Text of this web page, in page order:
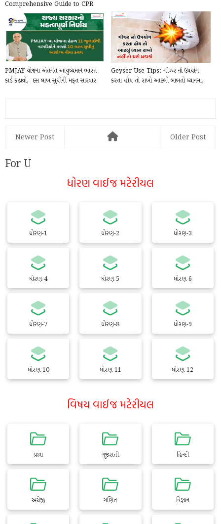
Comprehensive Guide to CPR
(Cardiopulmonary Resu...
PMJAY યોજના અંતર્ગત આયુષ્યમાન ભારત
કાર્ડ કઢાવો, ₹ દસ લાખ સુધીની મફત સારવાર
Geyser Use Tips: ગીઝર નો ઉપયોગ
કરતા હોય તો રાખો આટલી બાબતો ધ્યાનમા,
Newer Post Older Post
For U
ધોરણ વાઈજ મટેરીયલ
ધોરણ-1 ધોરણ-2 ધોરણ-3
ધોરણ-4 ધોરણ-5 ધોરણ-6
ધોરણ-7 ધોરણ-8 ધોરણ-9
ધોરણ-10 ધોરણ-11 ધોરણ-12
વિષય વાઈજ મટેરીયલ
પ્રજ્ઞા ગુજરાતી હિન્દી
અંગ્રેજી ગણિત વિજ્ઞાન